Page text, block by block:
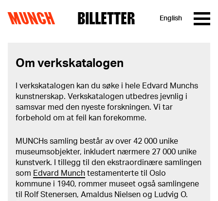
MUNCH BILLETTER English
Om verkskatalogen
I verkskatalogen kan du søke i hele Edvard Munchs
kunstnerskap. Verkskatalogen utbedres jevnlig i
samsvar med den nyeste forskningen. Vi tar
forbehold om at feil kan forekomme.
MUNCHs samling består av over 42 000 unike
museumsobjekter, inkludert nærmere 27 000 unike
kunstverk. I tillegg til den ekstraordinære samlingen
som Edvard Munch testamenterte til Oslo
kommune i 1940, rommer museet også samlingene
til Rolf Stenersen, Amaldus Nielsen og Ludvig O.